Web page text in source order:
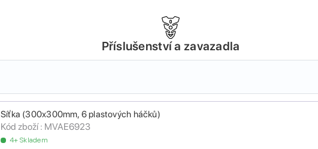
Příslušenství a zavazadla
Síťka (300x300mm, 6 plastových háčků)
Kód zboží : MVAE6923
4+ Skladem